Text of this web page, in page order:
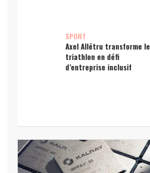
SPORT
Axel Allétru transforme le
triathlon en défi
d’entreprise inclusif